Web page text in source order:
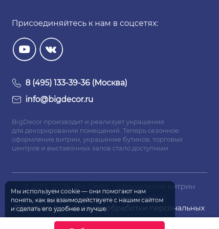
Присоединяйтесь к нам в соцсетях:
8 (495) 133-39-36 (Москва)
info@bigdecor.ru
BigDecor производит и реализует украшения
для декорирования помещений. Теперь сезонное
оформление витрин, украшение бутиков, торговых
центров и выставочных залов стало доступным.
© 2013 -2026. Big Decor - оформление витрин
магазинов, торговых центров.
Политика в отношении обработки персональных
данных
Мы используем cookie — они помогают нам
понять, как вы взаимодействуете с нашим сайтом
и сделатьего удобнееи лучше.